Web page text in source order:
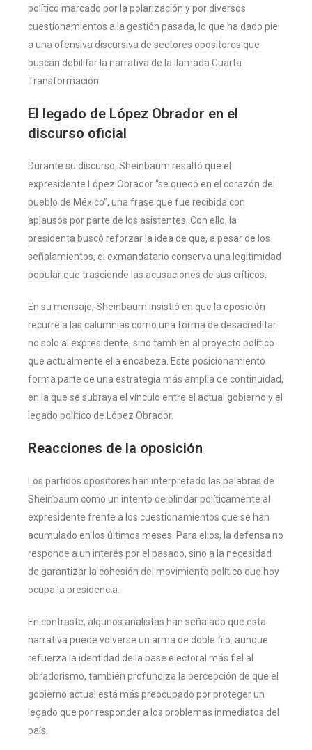
político marcado por la polarización y por diversos
cuestionamientos a la gestión pasada, lo que ha dado pie
a una ofensiva discursiva de sectores opositores que
buscan debilitar la narrativa de la llamada Cuarta
Transformación.
El legado de López Obrador en el
discurso oficial
Durante su discurso, Sheinbaum resaltó que el
expresidente López Obrador “se quedó en el corazón del
pueblo de México”, una frase que fue recibida con
aplausos por parte de los asistentes. Con ello, la
presidenta buscó reforzar la idea de que, a pesar de los
señalamientos, el exmandatario conserva una legitimidad
popular que trasciende las acusaciones de sus críticos.
En su mensaje, Sheinbaum insistió en que la oposición
recurre a las calumnias como una forma de desacreditar
no solo al expresidente, sino también al proyecto político
que actualmente ella encabeza. Este posicionamiento
forma parte de una estrategia más amplia de continuidad,
en la que se subraya el vínculo entre el actual gobierno y el
legado político de López Obrador.
Reacciones de la oposición
Los partidos opositores han interpretado las palabras de
Sheinbaum como un intento de blindar políticamente al
expresidente frente a los cuestionamientos que se han
acumulado en los últimos meses. Para ellos, la defensa no
responde a un interés por el pasado, sino a la necesidad
de garantizar la cohesión del movimiento político que hoy
ocupa la presidencia.
En contraste, algunos analistas han señalado que esta
narrativa puede volverse un arma de doble filo: aunque
refuerza la identidad de la base electoral más fiel al
obradorismo, también profundiza la percepción de que el
gobierno actual está más preocupado por proteger un
legado que por responder a los problemas inmediatos del
país.